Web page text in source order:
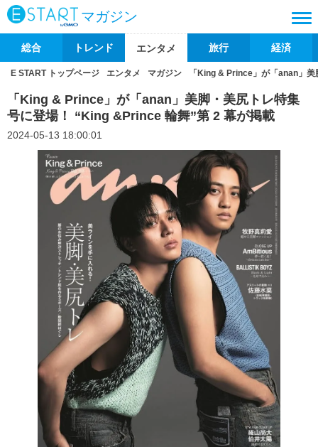
マガジン
総合 トレンド エンタメ 旅行 経済
E START トップページ エンタメ マガジン 「King & Prince」が「anan」
「King & Prince」が「anan」美脚・美尻トレ特集
号に登場！ “King &Prince 輪舞”第 2 幕が掲載
2024-05-13 18:00:01